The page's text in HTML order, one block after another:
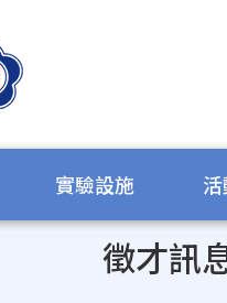
實驗設施
徵才訊